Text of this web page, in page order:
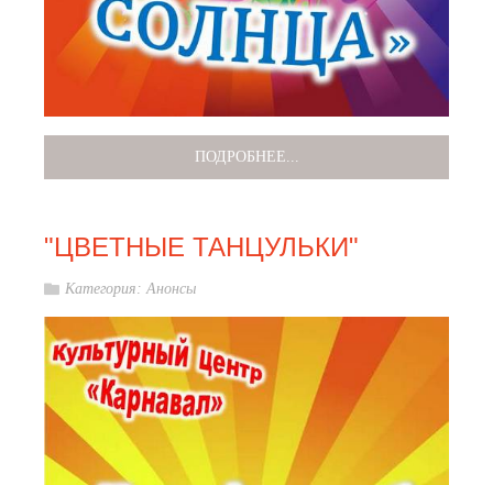
ПОДРОБНЕЕ...
"ЦВЕТНЫЕ ТАНЦУЛЬКИ"
Категория: Анонсы